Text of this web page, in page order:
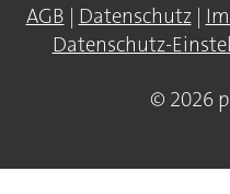
AGB | Datenschutz|
Datenschutz-
© 2026